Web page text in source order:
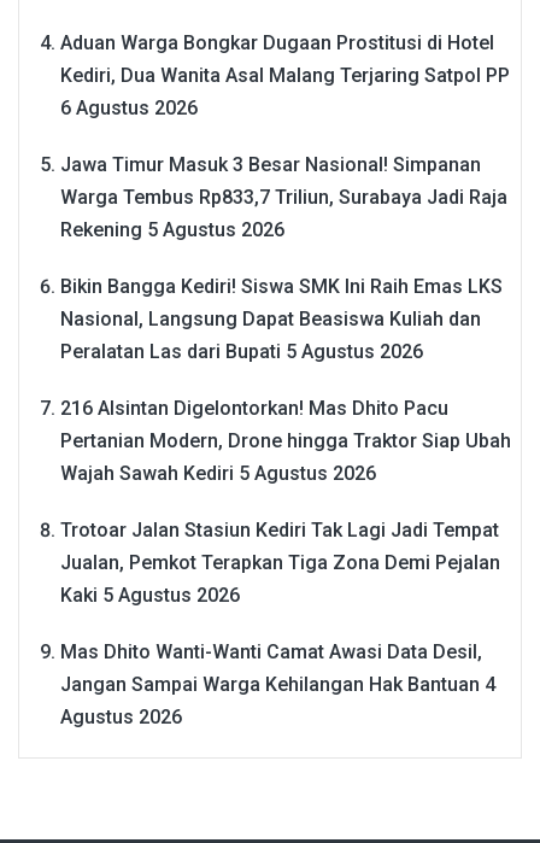
Aduan Warga Bongkar Dugaan Prostitusi di Hotel
Kediri, Dua Wanita Asal Malang Terjaring Satpol PP
6 Agustus 2026
Jawa Timur Masuk 3 Besar Nasional! Simpanan
Warga Tembus Rp833,7 Triliun, Surabaya Jadi Raja
Rekening 5 Agustus 2026
Bikin Bangga Kediri! Siswa SMK Ini Raih Emas LKS
Nasional, Langsung Dapat Beasiswa Kuliah dan
Peralatan Las dari Bupati 5 Agustus 2026
216 Alsintan Digelontorkan! Mas Dhito Pacu
Pertanian Modern, Drone hingga Traktor Siap Ubah
Wajah Sawah Kediri 5 Agustus 2026
Trotoar Jalan Stasiun Kediri Tak Lagi Jadi Tempat
Jualan, Pemkot Terapkan Tiga Zona Demi Pejalan
Kaki 5 Agustus 2026
Mas Dhito Wanti-Wanti Camat Awasi Data Desil,
Jangan Sampai Warga Kehilangan Hak Bantuan 4
Agustus 2026